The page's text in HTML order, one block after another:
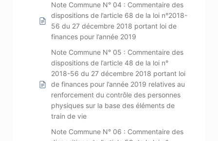
Note Commune N° 04 : Commentaire des
dispositions de l’article 68 de la loi n°2018-
56 du 27 décembre 2018 portant loi de
finances pour l’année 2019
Note Commune N° 05 : Commentaire des
dispositions de l’article 48 de la loi n°
2018-56 du 27 décembre 2018 portant loi
de finances pour l’année 2019 relatives au
renforcement du contrôle des personnes
physiques sur la base des éléments de
train de vie
Note Commune N° 06 : Commentaire des